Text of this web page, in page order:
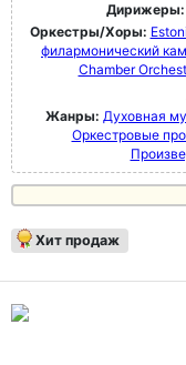
Дирижеры:
Оркестры/Хоры:
филармонический
Chamber
Жанры: Духовная
Оркестровые
Хит продаж